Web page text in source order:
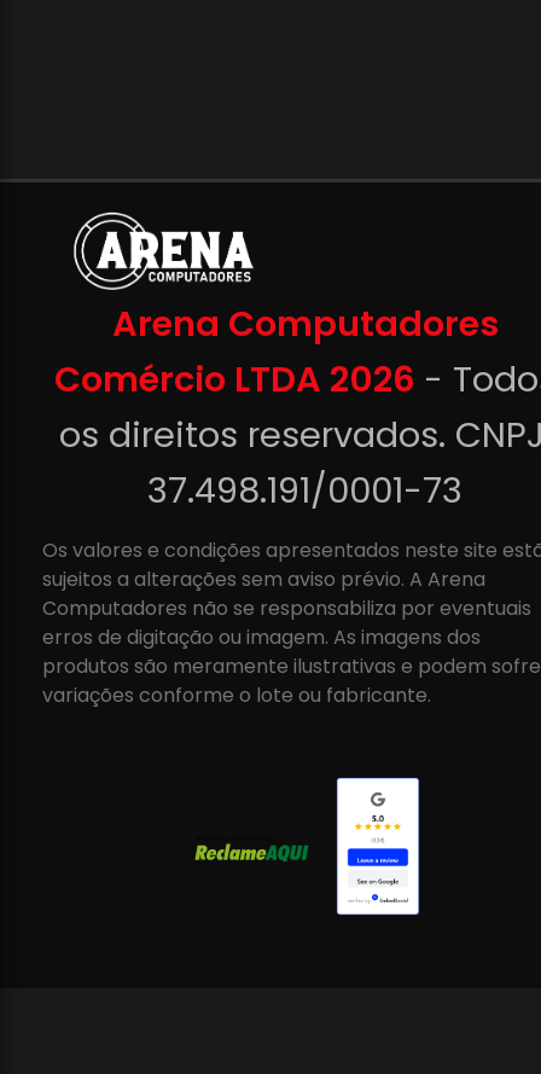
Arena Computadores
Comércio LTDA 2026 -
os direitos reservados.
37.498.191/0001-73
Os valores e condições apresentados neste site
sujeitos a alterações sem aviso prévio. A Arena
Computadores não se responsabiliza por eventuais
erros de digitação ou imagem. As imagens dos
produtos são meramente ilustrativas e podem
variações conforme o lote ou fabricante.